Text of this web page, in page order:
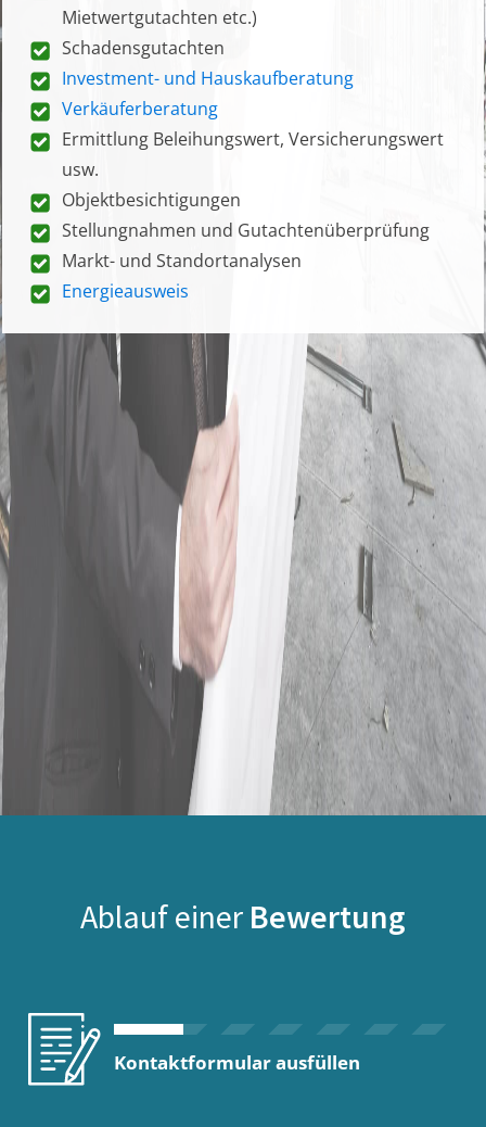
Mietwertgutachten etc.)
Schadensgutachten
Investment- und Hauskaufberatung
Verkäuferberatung
Ermittlung Beleihungswert, Versicherungswert
usw.
Objektbesichtigungen
Stellungnahmen und Gutachtenüberprüfung
Markt- und Standortanalysen
Energieausweis
Ablauf einer Bewertung
Kontaktformular ausfüllen